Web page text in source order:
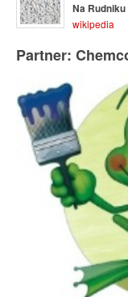
Na
wikipedia
Partner: